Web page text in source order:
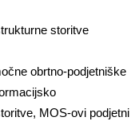
storitve
obrtno-podjetniške
MOS-ovi podjetni